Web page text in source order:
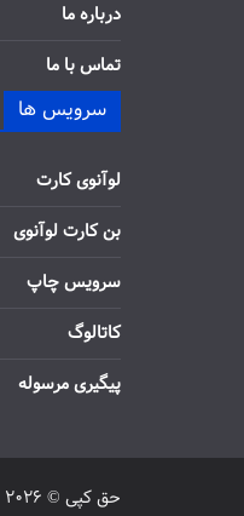
درباره ما
تماس با ما
سرویس ها
لوآنوی کارت
بن کارت لوآنوی
سرویس چاپ
کاتالوگ
پیگیری مرسوله
حق کپی © 2026